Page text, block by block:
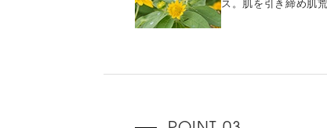
ス。肌を引き締め肌